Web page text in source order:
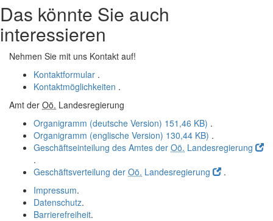
Das könnte Sie auch
interessieren
Nehmen Sie mit uns Kontakt auf!
Kontaktformular .
Kontaktmöglichkeiten .
Amt der Oö. Landesregierung
Organigramm (deutsche Version) 151,46 KB) .
Organigramm (englische Version) 130,44 KB) .
Geschäftseinteilung des Amtes der Oö. Landesregierung
.
Geschäftsverteilung der Oö. Landesregierung
.
Impressum.
Datenschutz.
Barrierefreiheit.